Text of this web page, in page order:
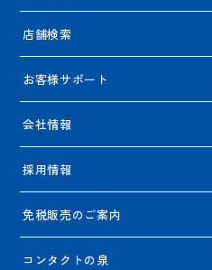
店舗検索
お客様サポート
会社情報
採用情報
免税販売のご案内
コンタクトの泉